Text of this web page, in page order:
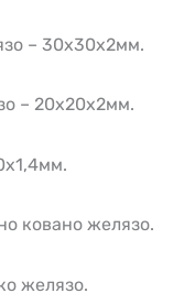
– 30х30х2мм.
– 20х20х2мм.
ковано желязо.
желязо.